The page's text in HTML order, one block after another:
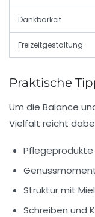
Dankbarkeit
Freizeitgestaltung
Praktische
Um die Balance
Vielfalt reicht
Pflegeprodukte
Struktur mit
Schreiben und